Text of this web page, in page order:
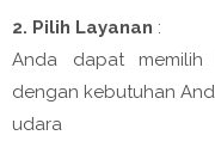
2. Pilih Layanan :
Anda dapat memilih
dengan kebutuhan
udara